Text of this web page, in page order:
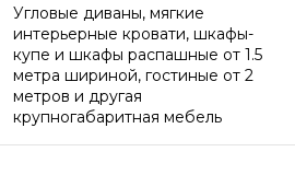
Угловые диваны, мягкие
интерьерные кровати, шкафы-
купе и шкафы распашные от 1.5
метра шириной, гостиные от 2
метров и другая
крупногабаритная мебель